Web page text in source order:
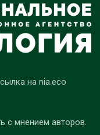
на nia.eco
с мнением авторов.